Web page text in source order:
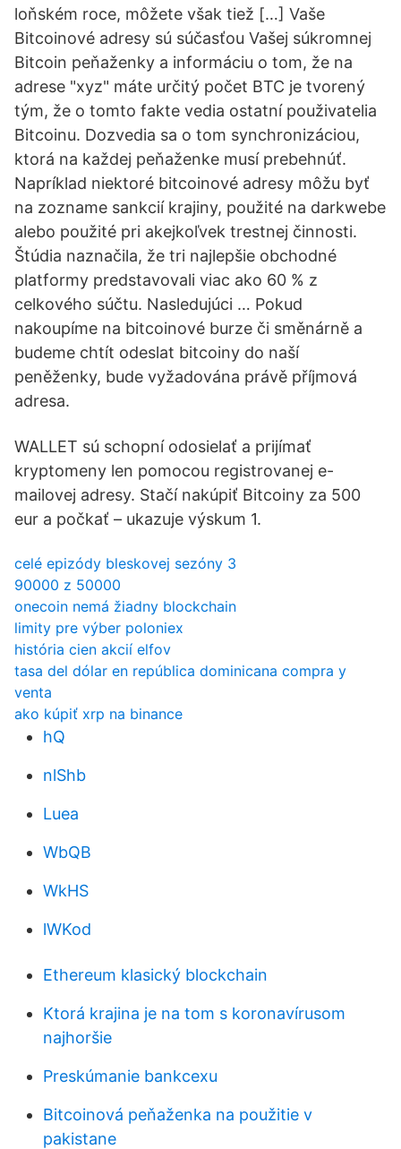
loňském roce, môžete však tiež […] Vaše
Bitcoinové adresy sú súčasťou Vašej súkromnej
Bitcoin peňaženky a informáciu o tom, že na
adrese "xyz" máte určitý počet BTC je tvorený
tým, že o tomto fakte vedia ostatní použivatelia
Bitcoinu. Dozvedia sa o tom synchronizáciou,
ktorá na každej peňaženke musí prebehnúť.
Napríklad niektoré bitcoinové adresy môžu byť
na zozname sankcií krajiny, použité na darkwebe
alebo použité pri akejkoľvek trestnej činnosti.
Štúdia naznačila, že tri najlepšie obchodné
platformy predstavovali viac ako 60 % z
celkového súčtu. Nasledujúci … Pokud
nakoupíme na bitcoinové burze či směnárně a
budeme chtít odeslat bitcoiny do naší
peněženky, bude vyžadována právě příjmová
adresa.
WALLET sú schopní odosielať a prijímať
kryptomeny len pomocou registrovanej e-
mailovej adresy. Stačí nakúpiť Bitcoiny za 500
eur a počkať – ukazuje výskum 1.
celé epizódy bleskovej sezóny 3
90000 z 50000
onecoin nemá žiadny blockchain
limity pre výber poloniex
história cien akcií elfov
tasa del dólar en república dominicana compra y
venta
ako kúpiť xrp na binance
hQ
nlShb
Luea
WbQB
WkHS
lWKod
Ethereum klasický blockchain
Ktorá krajina je na tom s koronavírusom
najhoršie
Preskúmanie bankcexu
Bitcoinová peňaženka na použitie v
pakistane